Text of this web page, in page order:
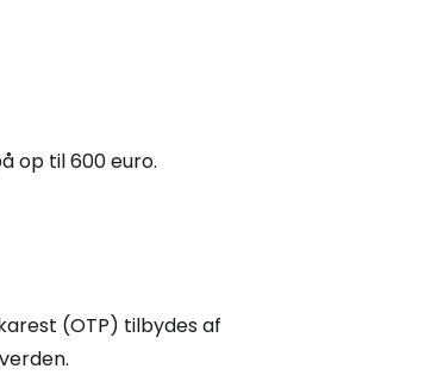
op til 600 euro.
(OTP) tilbydes af